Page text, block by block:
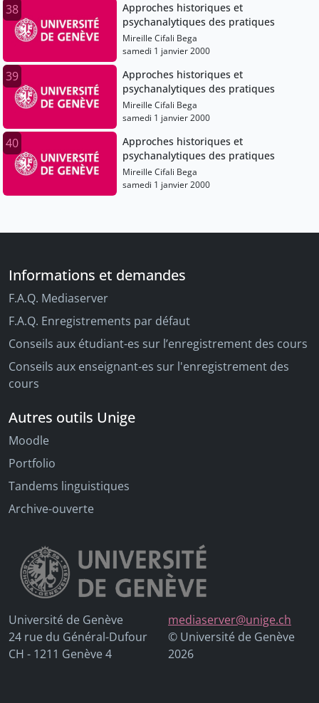
38
Approches historiques et
psychanalytiques des pratiques
Mireille Cifali Bega
samedi 1 janvier 2000
39
Approches historiques et
psychanalytiques des pratiques
Mireille Cifali Bega
samedi 1 janvier 2000
40
Approches historiques et
psychanalytiques des pratiques
Mireille Cifali Bega
samedi 1 janvier 2000
Informations et demandes
F.A.Q. Mediaserver
F.A.Q. Enregistrements par défaut
Conseils aux étudiant-es sur l’enregistrement des cours
Conseils aux enseignant-es sur l'enregistrement des
cours
Autres outils Unige
Moodle
Portfolio
Tandems linguistiques
Archive-ouverte
Université de Genève
24 rue du Général-Dufour
CH - 1211 Genève 4
mediaserver@unige.ch
© Université de Genève
2026